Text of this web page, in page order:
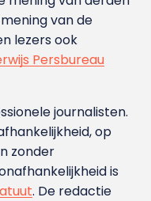
van de
lezers ook
Persbureau
journalisten.
op
zonder
is
. De redactie